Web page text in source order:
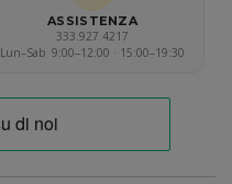
ASSISTENZA
333.927.4217
Lun–Sab 9:00–12:00 · 15:00–19:30